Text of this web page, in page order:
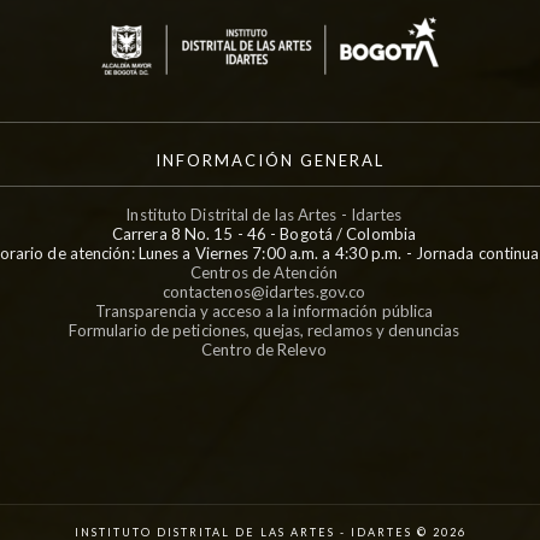
INFORMACIÓN GENERAL
Instituto Distrital de las Artes - Idartes
Carrera 8 No. 15 - 46 - Bogotá / Colombia
de atención: Lunes a Viernes 7:00 a.m. a 4:30 p.m. - Jornada continua
Centros de Atención
contactenos@idartes.gov.co
Transparencia y acceso a la información pública
Formulario de peticiones, quejas, reclamos y denuncias
Centro de Relevo
INSTITUTO DISTRITAL DE LAS ARTES - IDARTES © 2026